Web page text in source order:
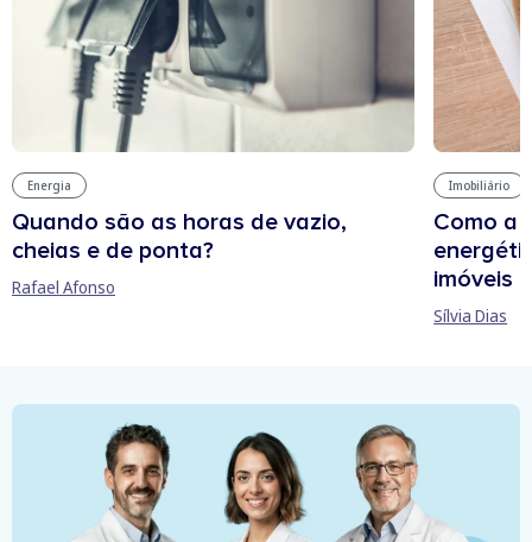
Energia
Quando são as horas de vazio,
cheias e de ponta?
Rafael Afonso
Imobiliário
Como a
imóveis
Sílvia Dias